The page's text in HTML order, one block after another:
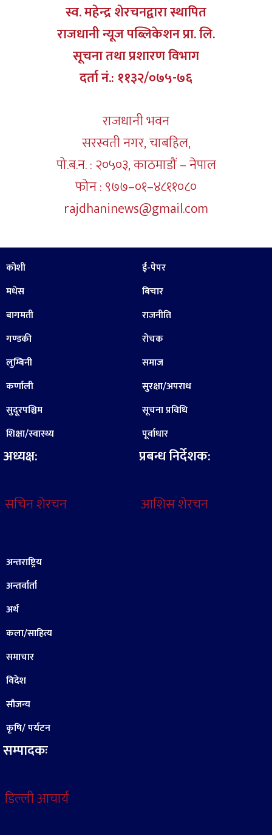
स्व. महेन्द्र शेरचनद्वारा स्थापित
राजधानी न्यूज पब्लिकेशन प्रा. लि.
सूचना तथा प्रशारण विभाग
दर्ता नं.: ११३२/०७५-७६
राजधानी भवन
सरस्वती नगर, चाबहिल,
पो.ब.न. : २०५०३, काठमाडौं – नेपाल
फोन : ९७७–०१–४८११०८०
rajdhaninews@gmail.com
कोशी
मधेस
बागमती
गण्डकी
लुम्बिनी
कर्णाली
सुदूरपश्चिम
शिक्षा/स्वास्थ्य
अध्यक्ष:
सचिन शेरचन
ई-पेपर
बिचार
राजनीति
रोचक
समाज
सुरक्षा/अपराध
सूचना प्रविधि
पूर्वाधार
प्रबन्ध निर्देशक:
आशिस शेरचन
अन्तराष्ट्रिय
अन्तर्वार्ता
अर्थ
कला/साहित्य
समाचार
विदेश
सौजन्य
कृषि/ पर्यटन
सम्पादकः
डिल्ली आचार्य